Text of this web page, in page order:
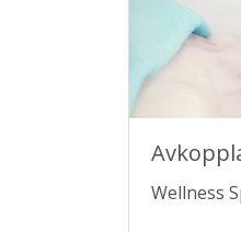
Wellness